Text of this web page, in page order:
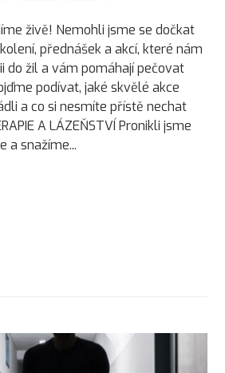
živě! Nemohli jsme se dočkat
přednášek a akcí, které nám
do žil a vám pomáhají pečovat
podívat, jaké skvělé akce
a co si nesmíte přístě nechat
A LÁZEŇSTVÍ Pronikli jsme
a snažíme...